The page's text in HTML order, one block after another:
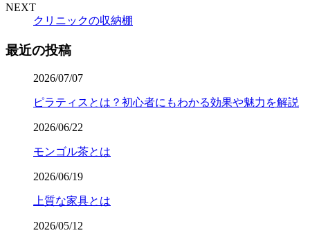
NEXT
クリニックの収納棚
最近の投稿
2026/07/07
ピラティスとは？初心者にもわかる効果や魅力を解説
2026/06/22
モンゴル茶とは
2026/06/19
上質な家具とは
2026/05/12